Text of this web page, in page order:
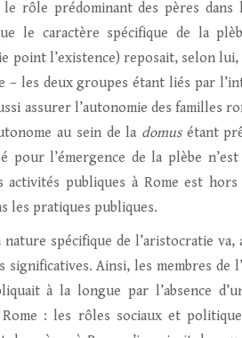
rôle prédominant des pères
le caractère spécifique de la
point l’existence) reposait, selon
les deux groupes étant liés par
assurer l’autonomie des familles
au sein de la domusétant
pour l’émergence de la plèbe
publiques à Rome est
les pratiques publiques.
spécifique de l’aristocratie va,
significatives. Ainsi, les membres
à la longue par l’absence
: les rôles sociaux et